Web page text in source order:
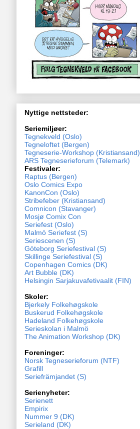
Nyttige nettsteder:
Seriemiljøer:
Tegnekveld (Oslo)
Tegneloftet (Bergen)
Tegneserie-Workshop (Kristiansand)
ARS Tegneserieforum (Telemark)
Festivaler:
Raptus (Bergen)
Oslo Comics Expo
KanonCon (Oslo)
Stribefeber (Kristiansand)
Comnicon (Stavanger)
Mosjø Comix Con
Seriefest (Oslo)
Malmö Seriefest (S)
Seriescenen (S)
Göteborg Seriefestival (S)
Skillinge Seriefestival (S)
Copenhagen Comics (DK)
Art Bubble (DK)
Helsingin Sarjakuvafetivaalit (FIN)
Skoler:
Bjerkely Folkehøgskole
Buskerud Folkehøgskole
Hadeland Folkehøgskole
Serieskolan i Malmö
The Animation Workshop (DK)
Foreninger:
Norsk Tegneserieforum (NTF)
Grafill
Seriefrämjandet (S)
Serienyheter:
Serienett
Empirix
Nummer 9 (DK)
Serieland (DK)